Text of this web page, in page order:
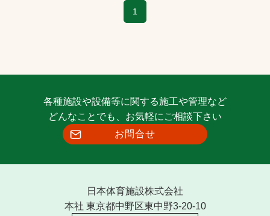
1
各種施設や設備等に関する施工や管理など
どんなことでも、お気軽にご相談下さい
お問合せ
日本体育施設株式会社
本社 東京都中野区東中野3-20-10